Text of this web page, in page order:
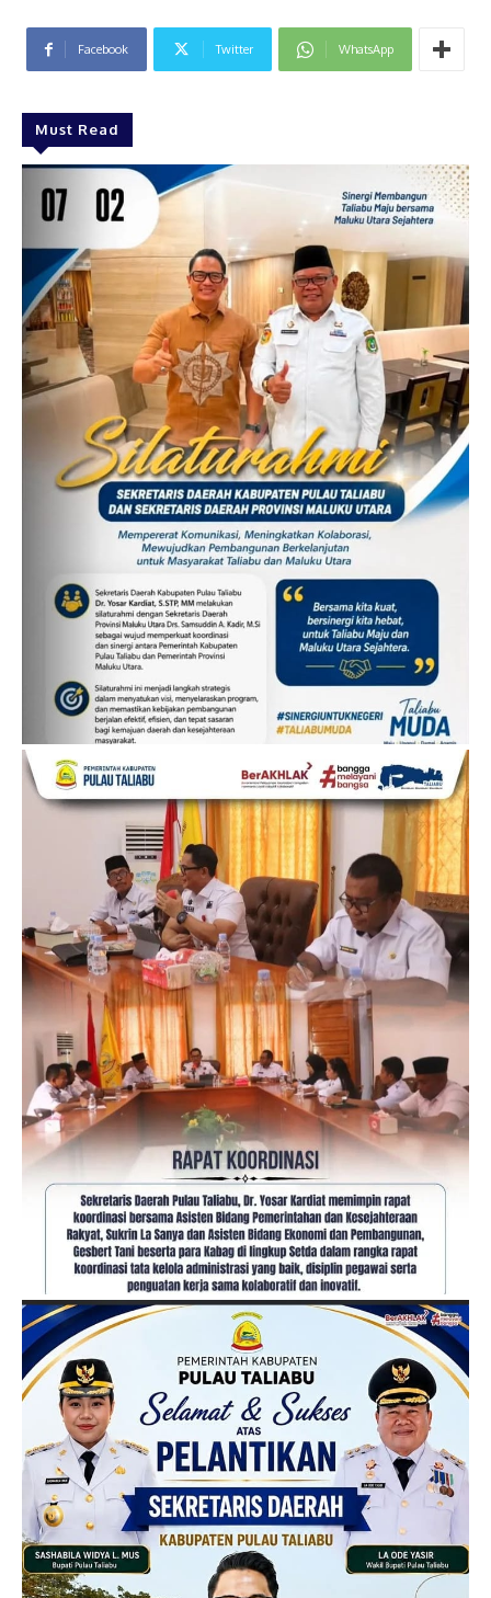
Facebook Twitter WhatsApp
Must Read